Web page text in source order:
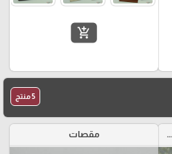
add_shopping_cart
5 منتج
اكسسوارات للاشغال اليدوية والفنون مقصات